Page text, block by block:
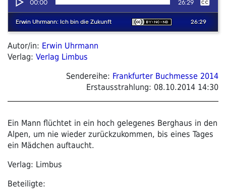
Autor/in: Erwin Uhrmann
Verlag: Verlag Limbus
Sendereihe: Frankfurter Buchmesse 2014
Erstausstrahlung: 08.10.2014 14:30
Ein Mann flüchtet in ein hoch gelegenes Berghaus in den
Alpen, um nie wieder zurückzukommen, bis eines Tages
ein Mädchen auftaucht.
Verlag: Limbus
Beteiligte: